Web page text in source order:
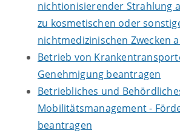
nichtionisierender Strahlung
zu kosmetischen oder
nichtmedizinischen Zwecken
Betrieb von
Genehmigung beantragen
Betriebliches und
Mobilitätsmanagement -
beantragen